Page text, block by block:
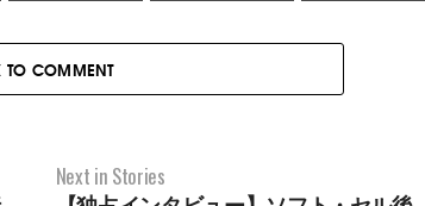
TO COMMENT
Next in Stories